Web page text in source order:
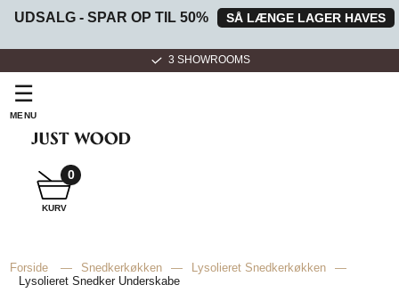
UDSALG - SPAR OP TIL 50% SÅ LÆNGE LAGER HAVES
3 SHOWROOMS
☰
MENU
SNEDKER
BADMØBEL
KURV
0
Forside — Snedkerkøkken — Lysolieret Snedkerkøkken
—
Lysolieret Snedker Underskabe